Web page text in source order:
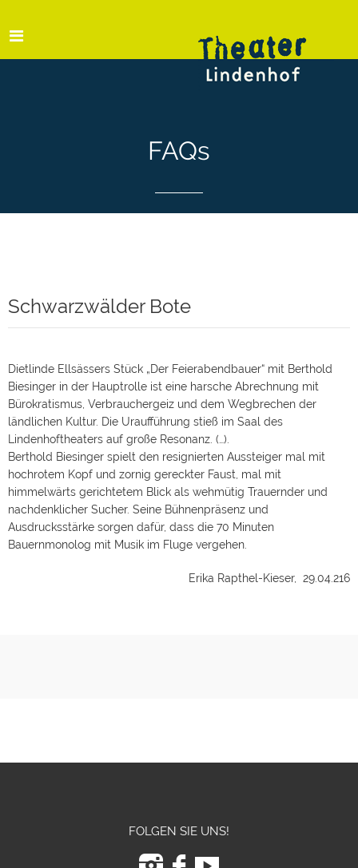
FAQs
Schwarzwälder Bote
Dietlinde Ellsässers Stück „Der Feierabendbauer“ mit Berthold
Biesinger in der Hauptrolle ist eine harsche Abrechnung mit
Bürokratismus, Verbrauchergeiz und dem Wegbrechen der
ländlichen Kultur. Die Uraufführung stieß im Saal des
Lindenhoftheaters auf große Resonanz. (…).
Berthold Biesinger spielt den resignierten Aussteiger mal mit
hochrotem Kopf und zornig gereckter Faust, mal mit
himmelwärts gerichtetem Blick als wehmütig Trauernder und
nachdenklicher Sucher. Seine Bühnenpräsenz und
Ausdrucksstärke sorgen dafür, dass die 70 Minuten
Bauernmonolog mit Musik im Fluge vergehen.
Erika Rapthel-Kieser, 29.04.216
FOLGEN SIE UNS!